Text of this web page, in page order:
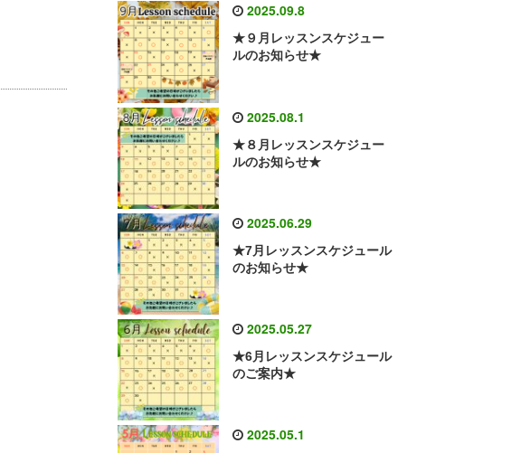
2025.09.8
★９月レッスンスケジュー
ルのお知らせ★
2025.08.1
★８月レッスンスケジュー
ルのお知らせ★
2025.06.29
★7月レッスンスケジュール
のお知らせ★
2025.05.27
★6月レッスンスケジュール
のご案内★
2025.05.1